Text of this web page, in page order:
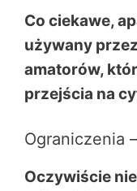
Co ciekawe,
używany
amatorów,
przejścia na
Ograniczenia
Oczywiście